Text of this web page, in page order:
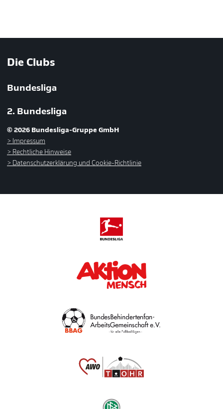
Die Clubs
Bundesliga
2. Bundesliga
© 2026 Bundesliga-Gruppe GmbH
Impressum
Rechtliche Hinweise
Datenschutzerklärung und Cookie-Richtlinie